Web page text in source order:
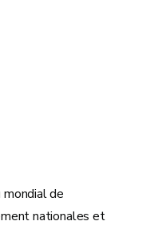
de
nationales et